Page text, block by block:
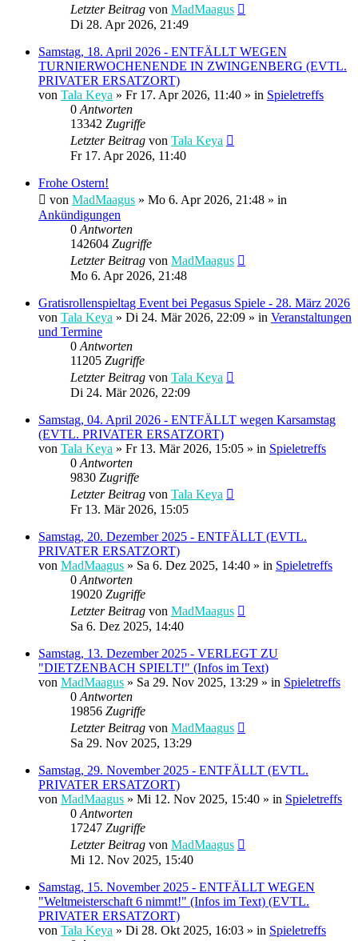
Letzter Beitrag von MadMaagus
Di 28. Apr 2026, 21:49
Samstag, 18. April 2026 - ENTFÄLLT WEGEN
TURNIERWOCHENENDE IN ZWINGENBERG (EVTL.
PRIVATER ERSATZORT)
von Tala Keya » Fr 17. Apr 2026, 11:40 » in Spieletreffs
0 Antworten
13342 Zugriffe
Letzter Beitrag von Tala Keya
Fr 17. Apr 2026, 11:40
Frohe Ostern!
von MadMaagus » Mo 6. Apr 2026, 21:48 » in
Ankündigungen
0 Antworten
142604 Zugriffe
Letzter Beitrag von MadMaagus
Mo 6. Apr 2026, 21:48
Gratisrollenspieltag Event bei Pegasus Spiele - 28. März 2026
von Tala Keya » Di 24. Mär 2026, 22:09 » in Veranstaltungen
und Termine
0 Antworten
11205 Zugriffe
Letzter Beitrag von Tala Keya
Di 24. Mär 2026, 22:09
Samstag, 04. April 2026 - ENTFÄLLT wegen Karsamstag
(EVTL. PRIVATER ERSATZORT)
von Tala Keya » Fr 13. Mär 2026, 15:05 » in Spieletreffs
0 Antworten
9830 Zugriffe
Letzter Beitrag von Tala Keya
Fr 13. Mär 2026, 15:05
Samstag, 20. Dezember 2025 - ENTFÄLLT (EVTL.
PRIVATER ERSATZORT)
von MadMaagus » Sa 6. Dez 2025, 14:40 » in Spieletreffs
0 Antworten
19020 Zugriffe
Letzter Beitrag von MadMaagus
Sa 6. Dez 2025, 14:40
Samstag, 13. Dezember 2025 - VERLEGT ZU
"DIETZENBACH SPIELT!" (Infos im Text)
von MadMaagus » Sa 29. Nov 2025, 13:29 » in Spieletreffs
0 Antworten
19856 Zugriffe
Letzter Beitrag von MadMaagus
Sa 29. Nov 2025, 13:29
Samstag, 29. November 2025 - ENTFÄLLT (EVTL.
PRIVATER ERSATZORT)
von MadMaagus » Mi 12. Nov 2025, 15:40 » in Spieletreffs
0 Antworten
17247 Zugriffe
Letzter Beitrag von MadMaagus
Mi 12. Nov 2025, 15:40
Samstag, 15. November 2025 - ENTFÄLLT WEGEN
"Weltmeisterschaft 6 nimmt!" (Infos im Text) (EVTL.
PRIVATER ERSATZORT)
von Tala Keya » Di 28. Okt 2025, 16:03 » in Spieletreffs